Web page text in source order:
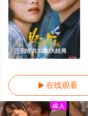
已完结 共32集/大结局
 在线观看